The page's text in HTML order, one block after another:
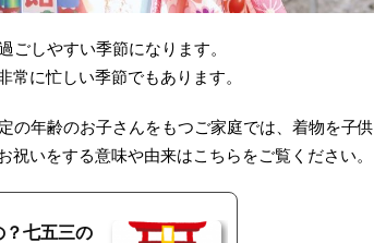
ごしやすい季節になります。
に忙しい季節でもあります。
の年齢のお子さんをもつご家庭では、着物を子供
いをする意味や由来はこちらをご覧ください。
？七五三の